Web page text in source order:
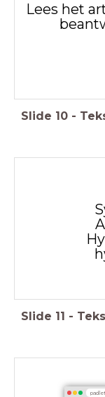
Lees het
Slide 10 -
Slide 11 -